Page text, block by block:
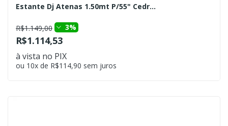
Estante Dj Atenas 1.50mt P/55" Cedr...
R$1.149,00 3%
R$1.114,53
à vista no PIX
ou 10x de R$114,90 sem juros